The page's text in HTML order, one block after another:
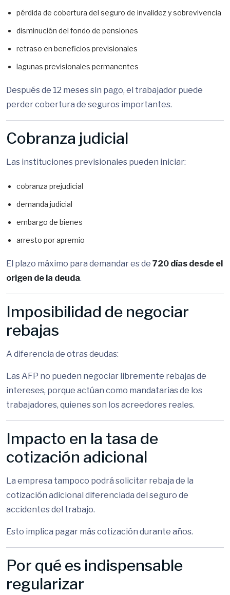
pérdida de cobertura del seguro de invalidez y sobrevivencia
disminución del fondo de pensiones
retraso en beneficios previsionales
lagunas previsionales permanentes
Después de 12 meses sin pago, el trabajador puede
perder cobertura de seguros importantes.
Cobranza judicial
Las instituciones previsionales pueden iniciar:
cobranza prejudicial
demanda judicial
embargo de bienes
arresto por apremio
El plazo máximo para demandar es de 720 días desde el
origen de la deuda.
Imposibilidad de negociar
rebajas
A diferencia de otras deudas:
Las AFP no pueden negociar libremente rebajas de
intereses, porque actúan como mandatarias de los
trabajadores, quienes son los acreedores reales.
Impacto en la tasa de
cotización adicional
La empresa tampoco podrá solicitar rebaja de la
cotización adicional diferenciada del seguro de
accidentes del trabajo.
Esto implica pagar más cotización durante años.
Por qué es indispensable
regularizar